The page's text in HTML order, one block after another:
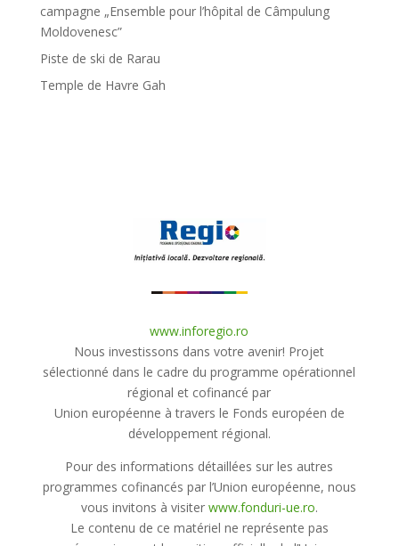
campagne „Ensemble pour l’hôpital de Câmpulung
Moldovenesc”
Piste de ski de Rarau
Temple de Havre Gah
www.inforegio.ro
Nous investissons dans votre avenir! Projet
sélectionné dans le cadre du programme opérationnel
régional et cofinancé par
Union européenne à travers le Fonds européen de
développement régional.
Pour des informations détaillées sur les autres
programmes cofinancés par l’Union européenne, nous
vous invitons à visiter www.fonduri-ue.ro.
Le contenu de ce matériel ne représente pas